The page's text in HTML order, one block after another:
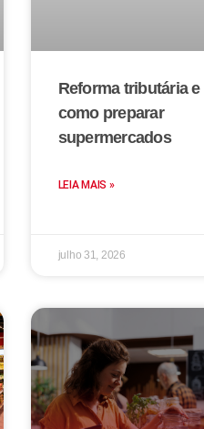
Reforma tributária e
como preparar
supermercados
LEIA MAIS »
julho 31, 2026